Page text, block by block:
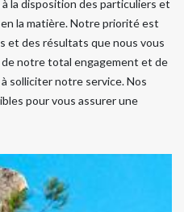
la disposition des particuliers et
la matière. Notre priorité est
et des résultats que nous vous
notre total engagement et de
solliciter notre service. Nos
pour vous assurer une